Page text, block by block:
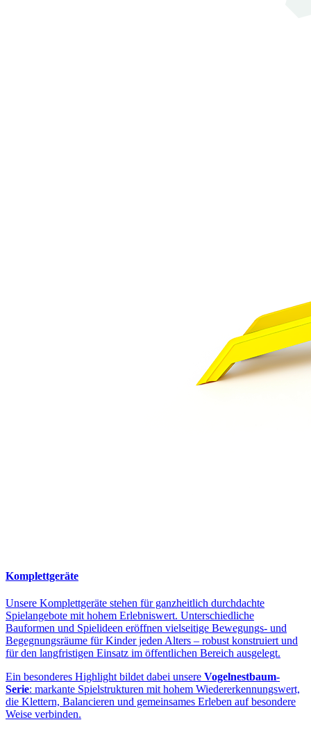
Komplettgeräte
Unsere Komplettgeräte stehen für ganzheitlich durchdachte
Spielangebote mit hohem Erlebniswert. Unterschiedliche
Bauformen und Spielideen eröffnen vielseitige Bewegungs- und
Begegnungsräume für Kinder jeden Alters – robust konstruiert und
für den langfristigen Einsatz im öffentlichen Bereich ausgelegt.
Ein besonderes Highlight bildet dabei unsere Vogelnestbaum-
Serie: markante Spielstrukturen mit hohem Wiedererkennungswert,
die Klettern, Balancieren und gemeinsames Erleben auf besondere
Weise verbinden.